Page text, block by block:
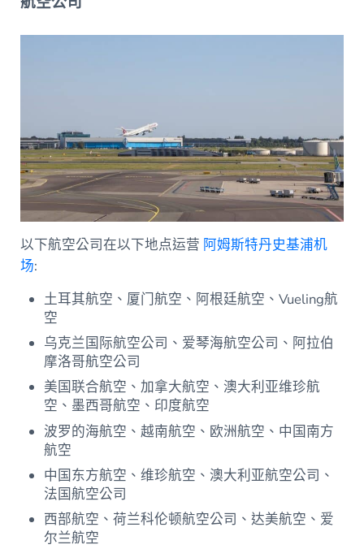
以下航空公司在以下地点运营 阿姆斯特丹史基浦机
场:
土耳其航空、厦门航空、阿根廷航空、Vueling航
空
乌克兰国际航空公司、爱琴海航空公司、阿拉伯
摩洛哥航空公司
美国联合航空、加拿大航空、澳大利亚维珍航
空、墨西哥航空、印度航空
波罗的海航空、越南航空、欧洲航空、中国南方
航空
中国东方航空、维珍航空、澳大利亚航空公司、
法国航空公司
西部航空、荷兰科伦顿航空公司、达美航空、爱
尔兰航空